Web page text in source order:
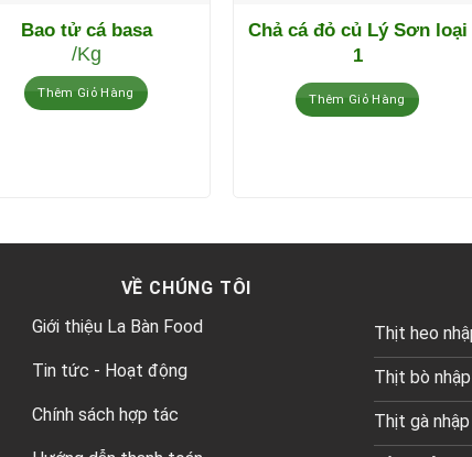
Bao tử cá basa
/Kg
Thêm Giỏ Hàng
Chả cá đỏ củ Lý Sơn loại
1
Thêm Giỏ Hàng
VỀ CHÚNG TÔI
Giới thiệu La Bàn Food
Tin tức - Hoạt động
Chính sách hợp tác
Thịt heo
Thịt bò
Thịt gà